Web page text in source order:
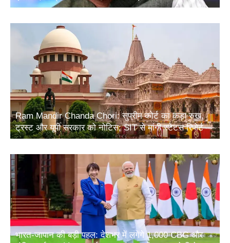
Ram Mandir Chanda Chori: सुप्रीम कोर्ट का कड़ा रुख,
ट्रस्ट और यूपी सरकार को नोटिस; SIT से मांगी स्टेटस रिपोर्ट
भारत-जापान की बड़ी पहल: देशभर में लगेंगे 1,000 CBG और